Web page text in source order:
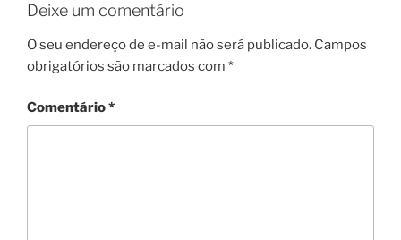
Deixe um comentário
O seu endereço de e-mail não será publicado. Campos
obrigatórios são marcados com *
Comentário*